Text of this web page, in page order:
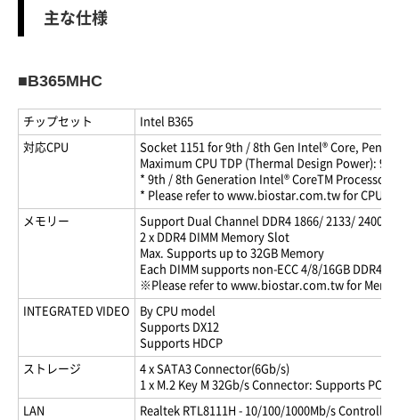
主な仕様
■B365MHC
チップセット Intel B365
対応CPU
Socket 1151 for 9th / 8th Gen Intel® Core,
Maximum CPU TDP (Thermal Design Power):
* 9th / 8th Generation Intel® CoreTM Processor
* Please refer to www.biostar.com.tw for CPU
メモリー
Support Dual Channel DDR4 1866/ 2133/ 2400/
2 x DDR4 DIMM Memory Slot
Max. Supports up to 32GB Memory
Each DIMM supports non-ECC 4/8/16GB DDR4
※Please refer to www.biostar.com.tw for
INTEGRATED VIDEO
By CPU model
Supports DX12
Supports HDCP
ストレージ
4 x SATA3 Connector(6Gb/s)
1 x M.2 Key M 32Gb/s Connector: Supports PCI-
LAN Realtek RTL8111H - 10/100/1000Mb/s Controller